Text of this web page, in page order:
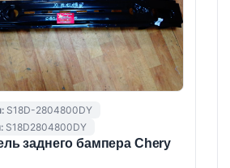
S18D-2804800DY
S18D2804800DY
заднего бампера Chery